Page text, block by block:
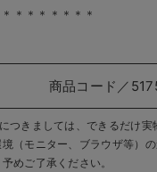
＊＊＊＊＊＊＊
商品コード／
つきましては、できるだけ
（モニター、ブラウザ等）
めご了承ください。